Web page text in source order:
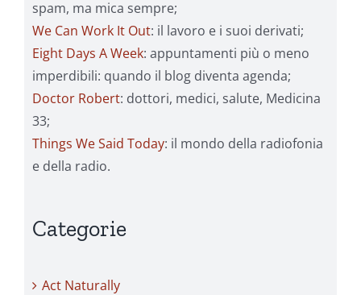
spam, ma mica sempre;
We Can Work It Out: il lavoro e i suoi derivati;
Eight Days A Week: appuntamenti più o meno
imperdibili: quando il blog diventa agenda;
Doctor Robert: dottori, medici, salute, Medicina
33;
Things We Said Today: il mondo della radiofonia
e della radio.
Categorie
Act Naturally